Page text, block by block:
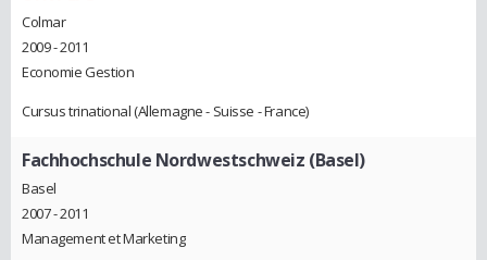
Colmar
2009 - 2011
Economie Gestion
Cursus trinational (Allemagne - Suisse - France)
Fachhochschule Nordwestschweiz (Basel)
Basel
2007 - 2011
Management et Marketing